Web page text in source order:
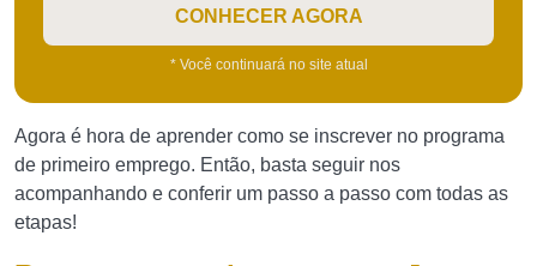
CONHECER AGORA
* Você continuará no site atual
Agora é hora de aprender como se inscrever no programa
de primeiro emprego. Então, basta seguir nos
acompanhando e conferir um passo a passo com todas as
etapas!